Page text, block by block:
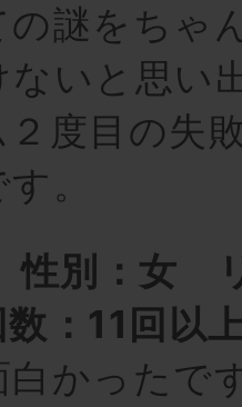
の謎をちゃ
ないと思い
度目の失
。
別：女
：11回以
白かったで